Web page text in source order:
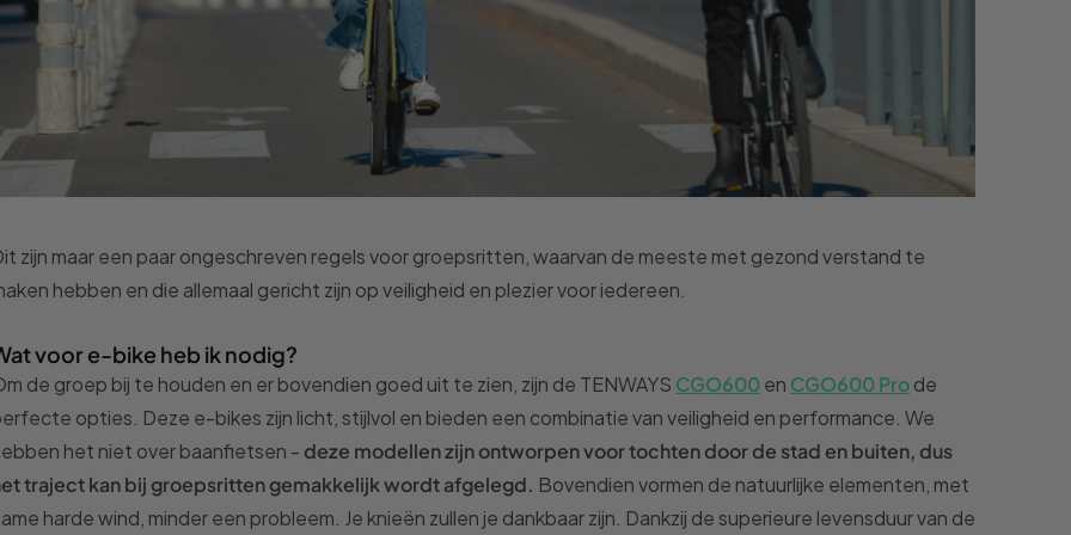
zijn maar een paar ongeschreven regels voor groepsritten, waarvan de meeste met gezond verstand te
hebben en die allemaal gericht zijn op veiligheid en plezier voor iedereen.
voor e-bike heb ik nodig?
de groep bij te houden en er bovendien goed uit te zien, zijn de TENWAYS CGO600en CGO600 Prode
opties. Deze e-bikes zijn licht, stijlvol en bieden een combinatie van veiligheid en performance. We
het niet over baanfietsen - deze modellen zijn ontworpen voor tochten door de stad en buiten, dus
traject kan bij groepsritten gemakkelijk wordt afgelegd. Bovendien vormen de natuurlijke elementen, met
harde wind, minder een probleem. Je knieën zullen je dankbaar zijn. Dankzij de superieure levensduur van de